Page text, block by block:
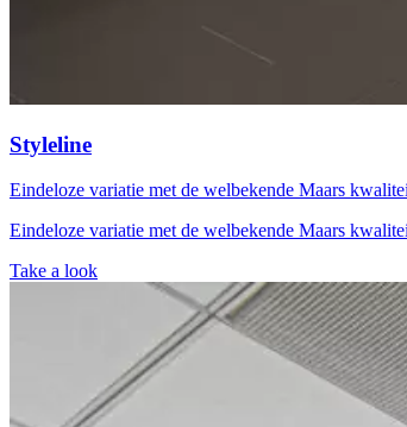
Styleline
Eindeloze variatie met de welbekende Maars
Eindeloze variatie met de welbekende Maars
Take a look